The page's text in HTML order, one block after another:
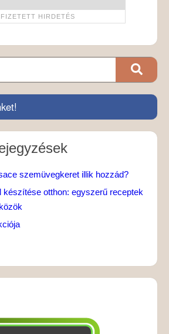
szemüvegkeret illik hozzád?
készítése otthon: egyszerű receptek